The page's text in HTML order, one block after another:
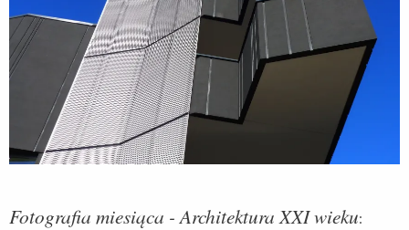
Fotografia miesiąca - Architektura XXI wieku: